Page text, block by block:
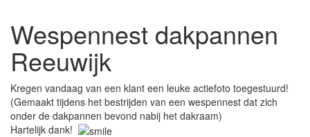
Wespennest dakpannen
Reeuwijk
Kregen vandaag van een klant een leuke actiefoto toegestuurd!
(Gemaakt tijdens het bestrijden van een wespennest dat zich
onder de dakpannen bevond nabij het dakraam)
Hartelijk dank!